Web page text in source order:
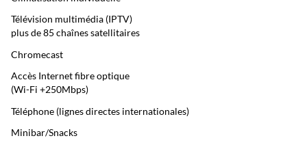
Télévision multimédia (IPTV)
plus de 85 chaînes satellitaires
Chromecast
Accès Internet fibre optique
(Wi-Fi +250Mbps)
Téléphone (lignes directes internationales)
Minibar/Snacks